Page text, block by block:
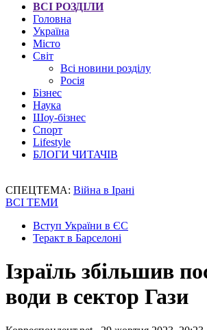
ВСІ РОЗДІЛИ
Головна
Україна
Місто
Світ
Всі новини розділу
Росія
Бізнес
Наука
Шоу-бізнес
Спорт
Lifestyle
БЛОГИ ЧИТАЧІВ
СПЕЦТЕМА: Війна в Ірані
ВСІ ТЕМИ
Вступ України в ЄС
Теракт в Барселоні
Ізраїль збільшив
води в сектор Гази